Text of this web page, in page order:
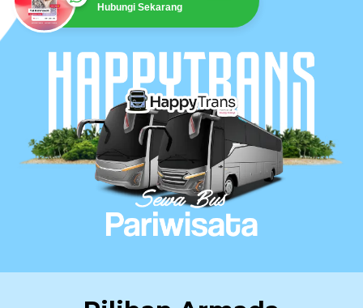
Hubungi Sekarang